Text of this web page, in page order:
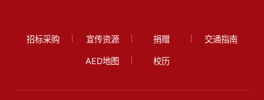
招标采购 宣传资源 捐赠 交通指南
AED地图 校历